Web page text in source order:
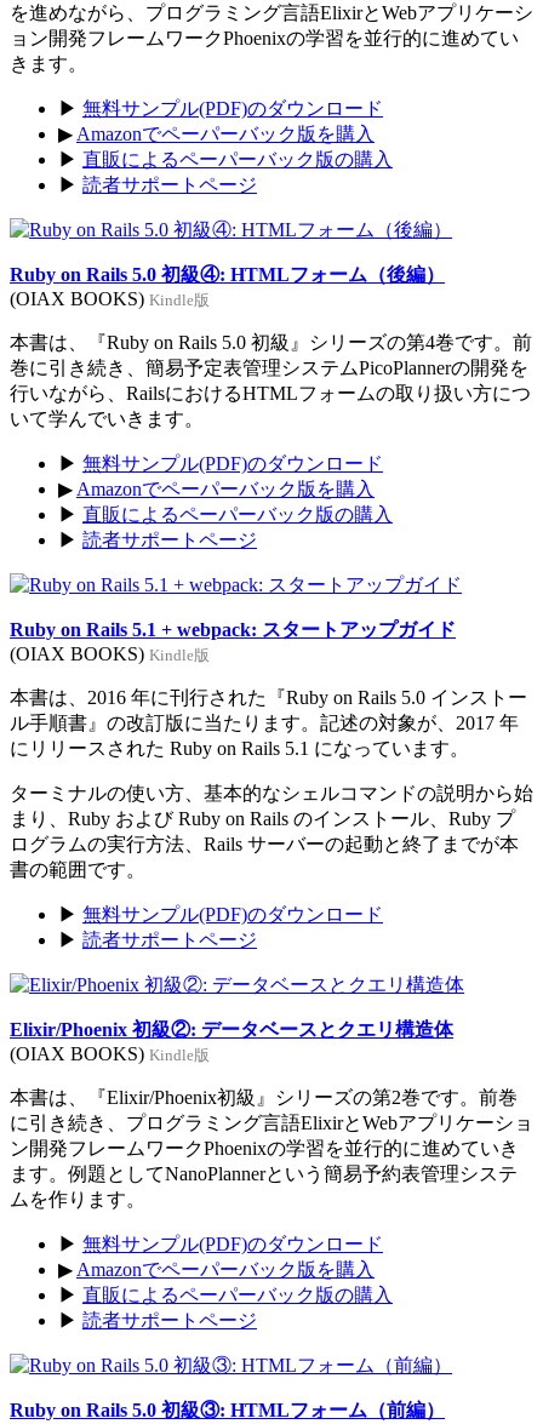
を進めながら、プログラミング言語ElixirとWebアプリケーシ
ョン開発フレームワークPhoenixの学習を並行的に進めてい
きます。
▶ 無料サンプル(PDF)のダウンロード
▶ Amazonでペーパーバック版を購入
▶ 直販によるペーパーバック版の購入
▶ 読者サポートページ
Ruby on Rails 5.0 初級④: HTMLフォーム（後編）
(OIAX BOOKS) Kindle版
本書は、『Ruby on Rails 5.0 初級』シリーズの第4巻です。前
巻に引き続き、簡易予定表管理システムPicoPlannerの開発を
行いながら、RailsにおけるHTMLフォームの取り扱い方につ
いて学んでいきます。
▶ 無料サンプル(PDF)のダウンロード
▶ Amazonでペーパーバック版を購入
▶ 直販によるペーパーバック版の購入
▶ 読者サポートページ
Ruby on Rails 5.1 + webpack: スタートアップガイド
(OIAX BOOKS) Kindle版
本書は、2016 年に刊行された『Ruby on Rails 5.0 インストー
ル手順書』の改訂版に当たります。記述の対象が、2017 年
にリリースされた Ruby on Rails 5.1 になっています。
ターミナルの使い方、基本的なシェルコマンドの説明から始
まり、Ruby および Ruby on Rails のインストール、Ruby プ
ログラムの実行方法、Rails サーバーの起動と終了までが本
書の範囲です。
▶ 無料サンプル(PDF)のダウンロード
▶ 読者サポートページ
Elixir/Phoenix 初級②: データベースとクエリ構造体
(OIAX BOOKS) Kindle版
本書は、『Elixir/Phoenix初級』シリーズの第2巻です。前巻
に引き続き、プログラミング言語ElixirとWebアプリケーショ
ン開発フレームワークPhoenixの学習を並行的に進めていき
ます。例題としてNanoPlannerという簡易予約表管理システ
ムを作ります。
▶ 無料サンプル(PDF)のダウンロード
▶ Amazonでペーパーバック版を購入
▶ 直販によるペーパーバック版の購入
▶ 読者サポートページ
Ruby on Rails 5.0 初級③: HTMLフォーム（前編）